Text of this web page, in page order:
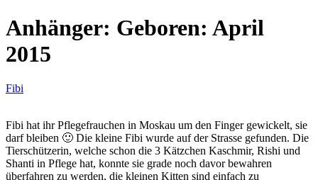
Anhänger: Geboren: April
2015
Fibi
Fibi hat ihr Pflegefrauchen in Moskau um den Finger gewickelt, sie
darf bleiben 🙂 Die kleine Fibi wurde auf der Strasse gefunden. Die
Tierschützerin, welche schon die 3 Kätzchen Kaschmir, Rishi und
Shanti in Pflege hat, konnte sie grade noch davor bewahren
überfahren zu werden, die kleinen Kitten sind einfach zu